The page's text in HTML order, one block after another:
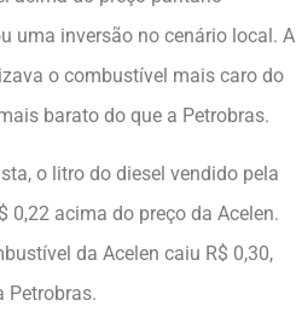
uma inversão no cenário local. A
o combustível mais caro do
barato do que a Petrobras.
o litro do diesel vendido pela
0,22 acima do preço da Acelen.
da Acelen caiu R$ 0,30,
Petrobras.